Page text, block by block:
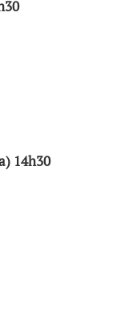
14h30